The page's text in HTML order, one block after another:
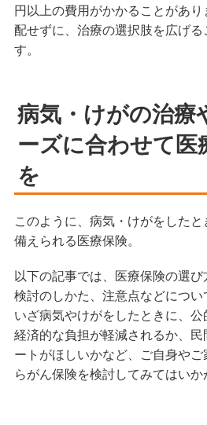
円以上の費用がかかることがあ
配せずに、治療の選択肢を広げ
す。
病気・けがの治療
ーズに合わせて医
を
このように、病気・けがをした
備えられる医療保険。
以下の記事では、医療保険の選
検討のしかた、注意点などについ
いざ病気やけがをしたときに、
経済的な負担が軽減されるか、
ートがほしいかなど、ご自身や
らがん保険を検討してみてはいか